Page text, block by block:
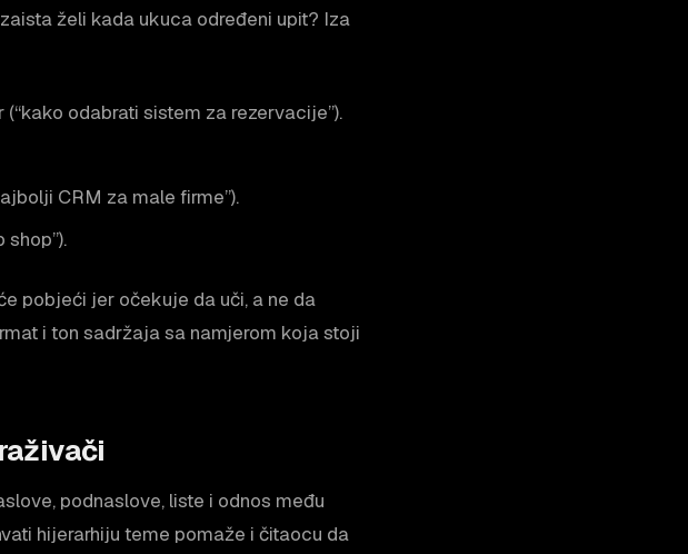
želi kada ukuca određeni upit? Iza
odabrati sistem za rezervacije”).
CRM za male firme”).
pobjeći jer očekuje da uči, a ne da
i ton sadržaja sa namjerom koja stoji
podnaslove, liste i odnos među
hijerarhiju teme pomaže i čitaocu da